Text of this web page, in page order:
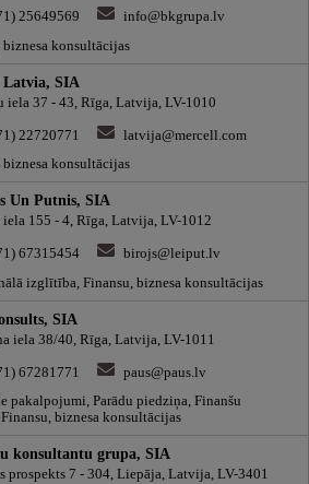
25649569
info@bkgrupa.lv
biznesa konsultācijas
Latvia, SIA
iela 37 - 43, Rīga, Latvija, LV-1010
22720771
latvija@mercell.com
biznesa konsultācijas
Un Putnis, SIA
155 - 4, Rīga, Latvija, LV-1012
67315454
birojs@leiput.lv
izglītība, Finansu, biznesa konsultācijas
SIA
iela 38/40, Rīga, Latvija, LV-1011
67281771
paus@paus.lv
pakalpojumi, Parādu piedziņa, Finanšu
biznesa konsultācijas
konsultantu grupa, SIA
prospekts 7 - 304, Liepāja, Latvija, LV-3401